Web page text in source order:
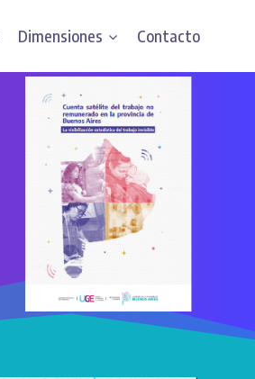
Dimensiones Contacto